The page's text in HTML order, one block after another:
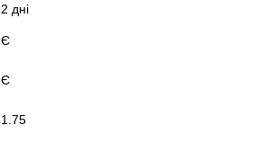
2 дні
Є
Є
1.75